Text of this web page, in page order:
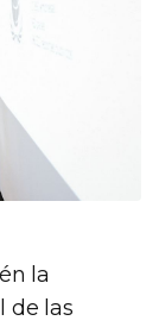
la
de las